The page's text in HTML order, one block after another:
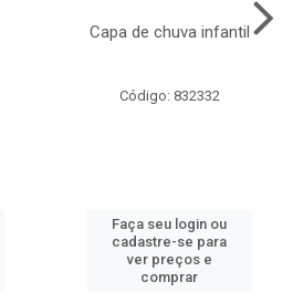
Capa de chuva infantil
Código: 832332
Faça seu login ou
cadastre-se para
ver preços e
comprar